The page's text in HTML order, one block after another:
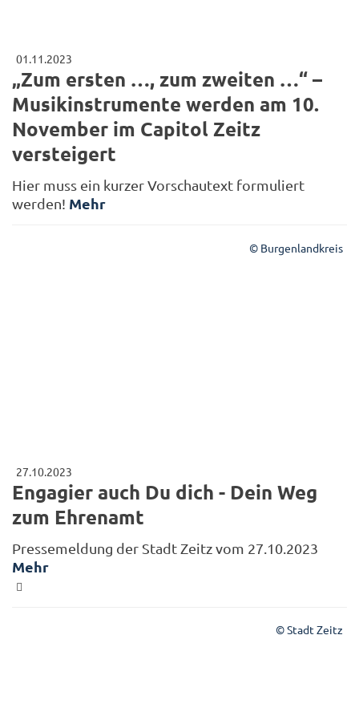
01.11.2023
„Zum ersten …, zum zweiten …“ –
Musikinstrumente werden am 10.
November im Capitol Zeitz
versteigert
Hier muss ein kurzer Vorschautext formuliert
werden! Mehr
© Burgenlandkreis
27.10.2023
Engagier auch Du dich - Dein Weg
zum Ehrenamt
Pressemeldung der Stadt Zeitz vom 27.10.2023
Mehr
© Stadt Zeitz